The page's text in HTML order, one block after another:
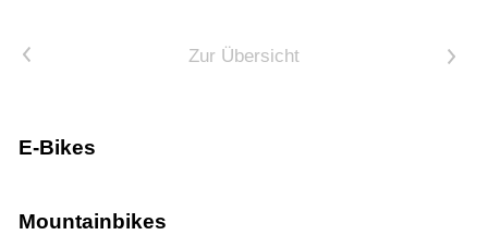
< Zur Übersicht >
E-Bikes
Mountainbikes